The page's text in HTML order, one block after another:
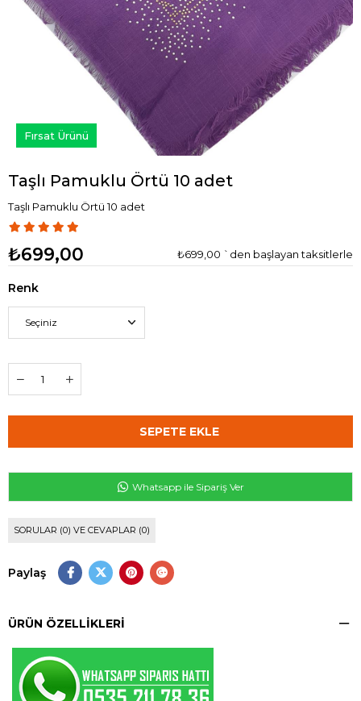
Fırsat Ürünü
Taşlı Pamuklu Örtü 10 adet
Taşlı Pamuklu Örtü 10 adet
₺699,00 ₺699,00 `den başlayan taksitlerle
Renk
Whatsapp ile Sipariş Ver
SORULAR (0) VE CEVAPLAR (0)
Paylaş
ÜRÜN ÖZELLIKLERI